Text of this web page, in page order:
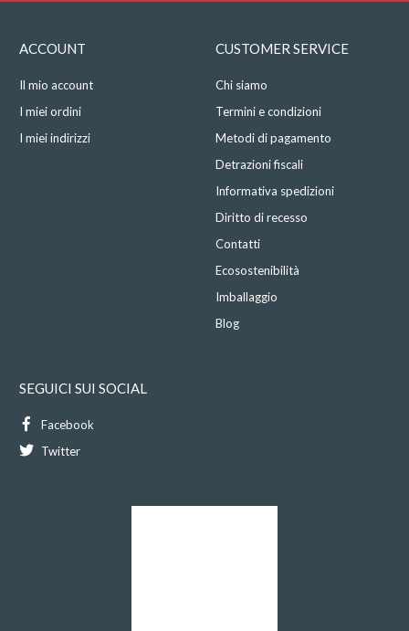
ACCOUNT
Il mio account
I miei ordini
I miei indirizzi
CUSTOMER SERVICE
Chi siamo
Termini e condizioni
Metodi di pagamento
Detrazioni fiscali
Informativa spedizioni
Diritto di recesso
Contatti
Ecosostenibilità
Imballaggio
Blog
SEGUICI SUI SOCIAL
Facebook
Twitter